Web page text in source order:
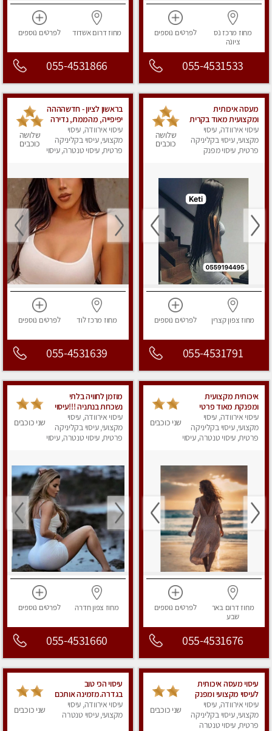
מחוז מרכז נס
ציונה
לפרטים נוספים
055-4531533
מחוז דרוםאשדוד לפרטים נוספים
055-4531866
מעסה איכותית
ומקצועית מאוד בקרית
ביאליק
עיסוי אירוודה, עיסוי
מקצועי, עיסוי בקליניקה
פרטית, עיסוי מפנק
שלושה
כוכבים
מחוז צפוןקצרין לפרטים נוספים
055-4531791
בראשון לציון - חדשהההה
יפיפייה, מהממת, נדירה
מזמינה אותך לעיסוי
איכותי, מקצועי, באווירה
רגועה עם המון סבלנות.
עיסוי אירוודה, עיסוי
מקצועי, עיסוי בקליניקה
פרטית, עיסוי טנטרה, עיסוי
שלושה
כוכבים
מחוז מרכזלוד לפרטים נוספים
055-4531639
איכותית מקצועית
ומפנקת מאוד פרטי
עיסוי אירוודה, עיסוי
מקצועי, עיסוי בקליניקה
פרטית, עיסוי טנטרה, עיסוי
שני כוכבים
מחוז דרום באר
שבע
לפרטים נוספים
055-4531676
מוזמן לחוויה בלתי
נשכחת בנתניה !!!עיסוי
מפנק ביותר במקום פרטי
לחלוטין!
עיסוי אירוודה, עיסוי
מקצועי, עיסוי בקליניקה
פרטית, עיסוי טנטרה, עיסוי
שני כוכבים
מחוז צפוןחדרה לפרטים נוספים
055-4531660
עיסוי מעסה איכותית
לעיסוי מקצועי ומפנק
לכל שרירי הגוף
עיסוי אירוודה, עיסוי
מקצועי, עיסוי בקליניקה
פרטית, עיסוי טנטרה
שני כוכבים
עיסוי הכי טוב
בגדרה.מזמינה אותכם
להתפנק בקליניקה
פרטית. כל סוגי
עיסוי אירוודה, עיסוי
מקצועי, עיסוי טנטרה
שני כוכבים